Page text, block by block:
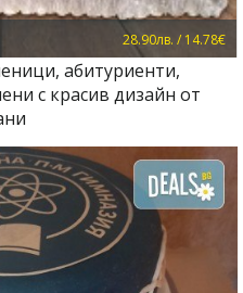
28.90лв. / 14.78€
абитуриенти,
с красив дизайн от